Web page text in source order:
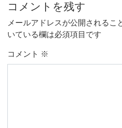
コメントを残す
メールアドレスが公開されるこ
いている欄は必須項目です
コメント ※